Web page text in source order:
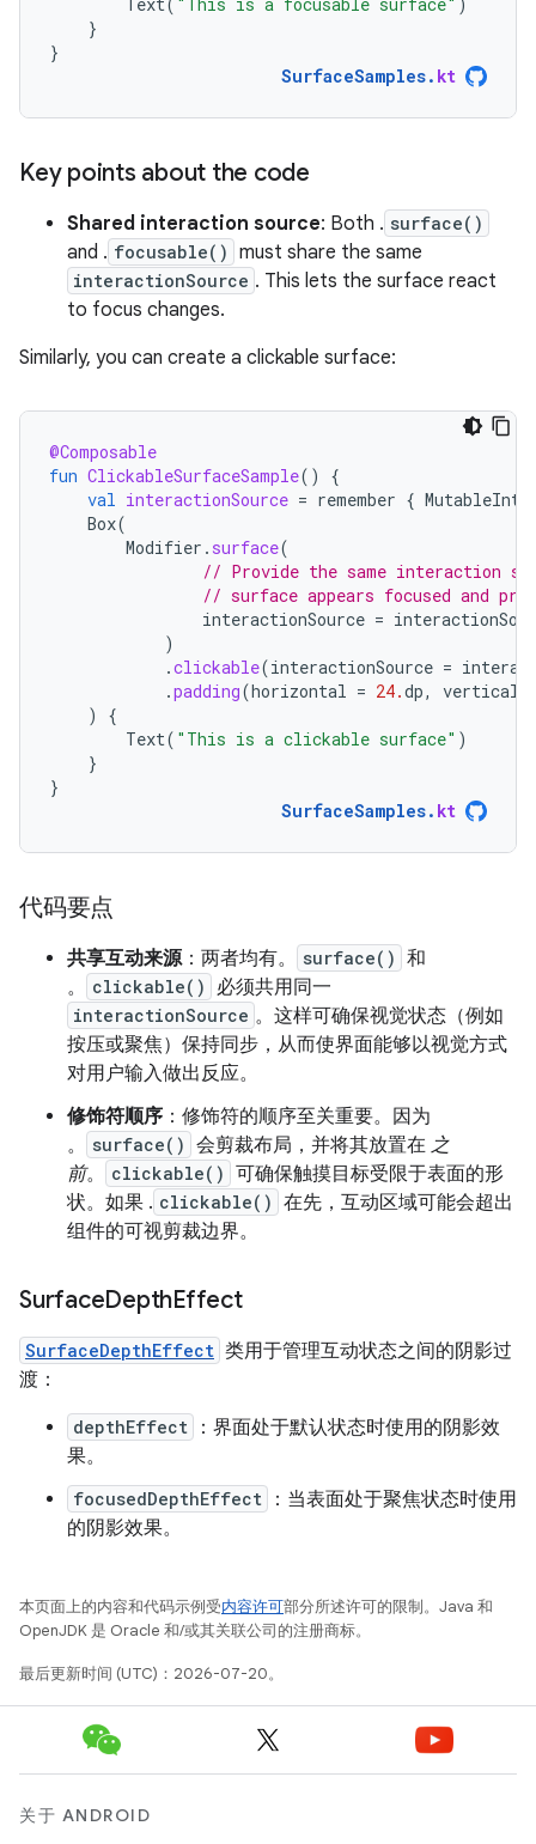
}
}
SurfaceSamples. kt
Key points about the code
Shared interaction source: Both . surface()
and . focusable() must share the same
interactionSource . This lets the surface react
to focus changes.
Similarly, you can create a clickable surface:
@Composable
fun ClickableSurfaceSample()
{
val interactionSource = remember {
Box(
Modifier . surface(
// Provide the same interaction
// surface appears focused and
interactionSource =
)
.clickable(interactionSource =
.padding(horizontal = 24.dp, vertical
)
{
Text( "This is a clickable surface" )
}
}
SurfaceSamples. kt
代码要点
共享互动来源：两者均有。 surface() 和
。
clickable() 必须共用同一
interactionSource 。这样可确保视觉状态（例如
按压或聚焦）保持同步，从而使界面能够以视觉方式
对用户输入做出反应。
修饰符顺序 ：修饰符的顺序至关重要。因为
。
surface() 会剪裁布局，并将其放置在 之
前。 clickable() 可确保触摸目标受限于表面的形
状。如果 . clickable() 在先，互动区域可能会超出
组件的可视剪裁边界。
SurfaceDepthEffect
SurfaceDepthEffect 类用于管理互动状态之间的阴影过
渡：
depthEffect
：界面处于默认状态时使用的阴影效
果。
focusedDepthEffect
：当表面处于聚焦状态时使用
的阴影效果。
本页面上的内容和代码示例受内容许可部分所述许可的限制。Java 和
OpenJDK 是 Oracle 和/或其关联公司的注册商标。
最后更新时间 (UTC)：2026-07-20。
关于 ANDROID